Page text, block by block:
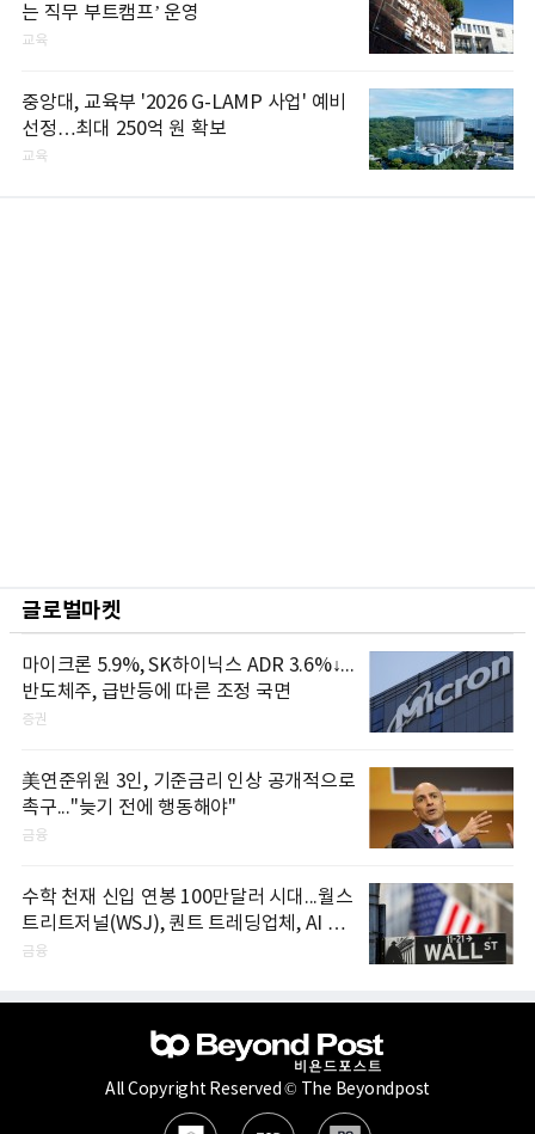
는 직무 부트캠프’ 운영
교육
중앙대, 교육부 '2026 G-LAMP 사업' 예비
선정…최대 250억 원 확보
교육
글로벌마켓
마이크론 5.9%, SK하이닉스 ADR 3.6%↓...
반도체주, 급반등에 따른 조정 국면
증권
美연준위원 3인, 기준금리 인상 공개적으로
촉구..."늦기 전에 행동해야"
금융
수학 천재 신입 연봉 100만달러 시대...월스
트리트저널(WSJ), 퀀트 트레딩업체, AI 기
업들 인재 확보 경쟁
금융
All Copyright Reserved © The Beyondpost